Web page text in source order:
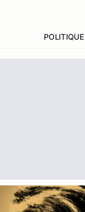
POLITIQUE